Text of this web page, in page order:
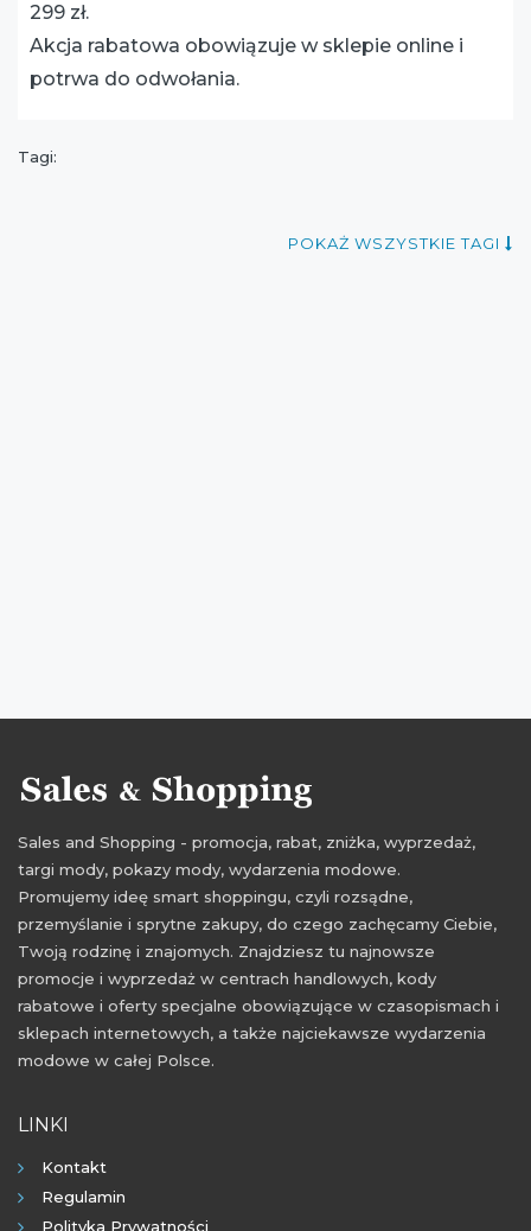
299 zł.
Akcja rabatowa obowiązuje w sklepie online i
potrwa do odwołania.
Tagi:
POKAŻ WSZYSTKIE TAGI
Sales and Shopping - promocja, rabat, zniżka, wyprzedaż,
targi mody, pokazy mody, wydarzenia modowe.
Promujemy ideę smart shoppingu, czyli rozsądne,
przemyślanie i sprytne zakupy, do czego zachęcamy Ciebie,
Twoją rodzinę i znajomych. Znajdziesz tu najnowsze
promocje i wyprzedaż w centrach handlowych, kody
rabatowe i oferty specjalne obowiązujące w czasopismach i
sklepach internetowych, a także najciekawsze wydarzenia
modowe w całej Polsce.
LINKI
Kontakt
Regulamin
Polityka Prywatności